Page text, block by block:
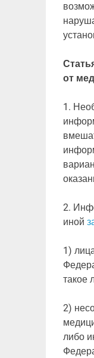
от
1.
2.
иной
1)
такое
2)
либо